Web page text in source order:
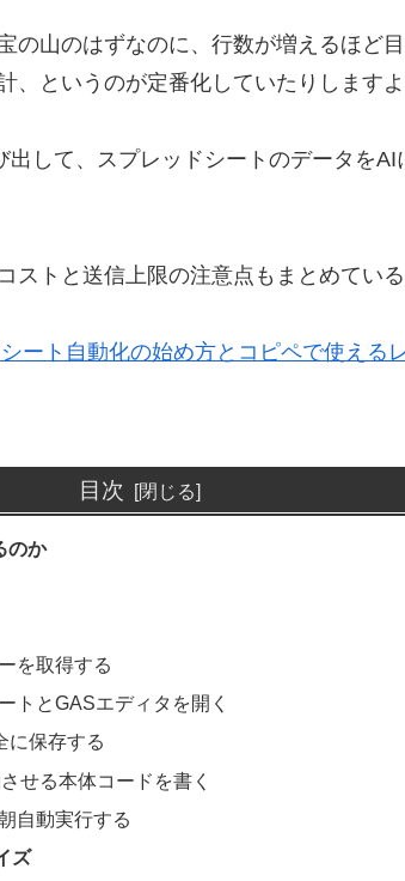
山のはずなのに、行数が増えるほど
というのが定番化していたりしますよ
して、スプレッドシートのデータを
トと送信上限の注意点もまとめてい
ート自動化の始め方とコピペで使える
目次
のか
を取得する
トとGASエディタを開く
に保存する
せる本体コードを書く
自動実行する
ズ